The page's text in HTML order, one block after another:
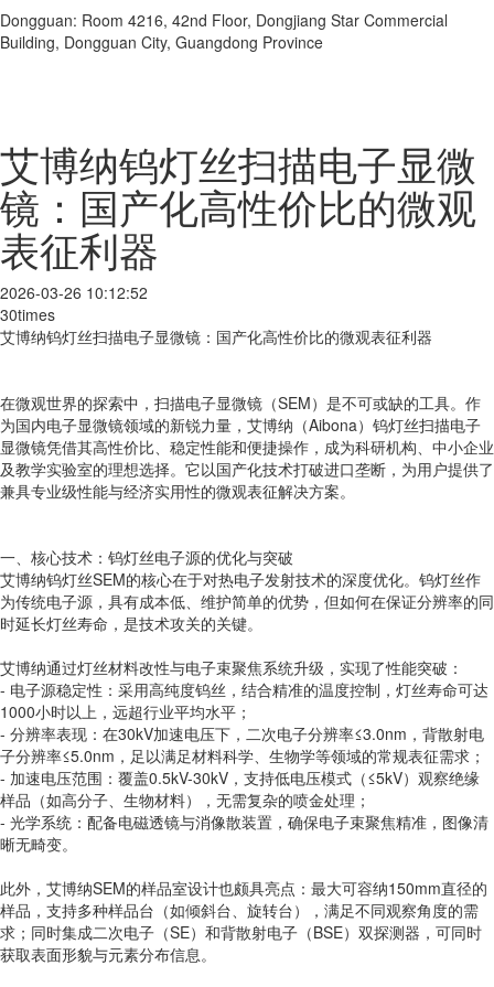
Dongguan: Room 4216, 42nd Floor, Dongjiang Star Commercial
Building, Dongguan City, Guangdong Province
艾博纳钨灯丝扫描电子显微
镜：国产化高性价比的微观
表征利器
2026-03-26 10:12:52
30times
艾博纳钨灯丝扫描电子显微镜：国产化高性价比的微观表征利器
在微观世界的探索中，扫描电子显微镜（SEM）是不可或缺的工具。作
为国内电子显微镜领域的新锐力量，艾博纳（Aibona）钨灯丝扫描电子
显微镜凭借其高性价比、稳定性能和便捷操作，成为科研机构、中小企业
及教学实验室的理想选择。它以国产化技术打破进口垄断，为用户提供了
兼具专业级性能与经济实用性的微观表征解决方案。
一、核心技术：钨灯丝电子源的优化与突破
艾博纳钨灯丝SEM的核心在于对热电子发射技术的深度优化。钨灯丝作
为传统电子源，具有成本低、维护简单的优势，但如何在保证分辨率的同
时延长灯丝寿命，是技术攻关的关键。
艾博纳通过灯丝材料改性与电子束聚焦系统升级，实现了性能突破：
- 电子源稳定性：采用高纯度钨丝，结合精准的温度控制，灯丝寿命可达
1000小时以上，远超行业平均水平；
- 分辨率表现：在30kV加速电压下，二次电子分辨率≤3.0nm，背散射电
子分辨率≤5.0nm，足以满足材料科学、生物学等领域的常规表征需求；
- 加速电压范围：覆盖0.5kV-30kV，支持低电压模式（≤5kV）观察绝缘
样品（如高分子、生物材料），无需复杂的喷金处理；
- 光学系统：配备电磁透镜与消像散装置，确保电子束聚焦精准，图像清
晰无畸变。
此外，艾博纳SEM的样品室设计也颇具亮点：最大可容纳150mm直径的
样品，支持多种样品台（如倾斜台、旋转台），满足不同观察角度的需
求；同时集成二次电子（SE）和背散射电子（BSE）双探测器，可同时
获取表面形貌与元素分布信息。